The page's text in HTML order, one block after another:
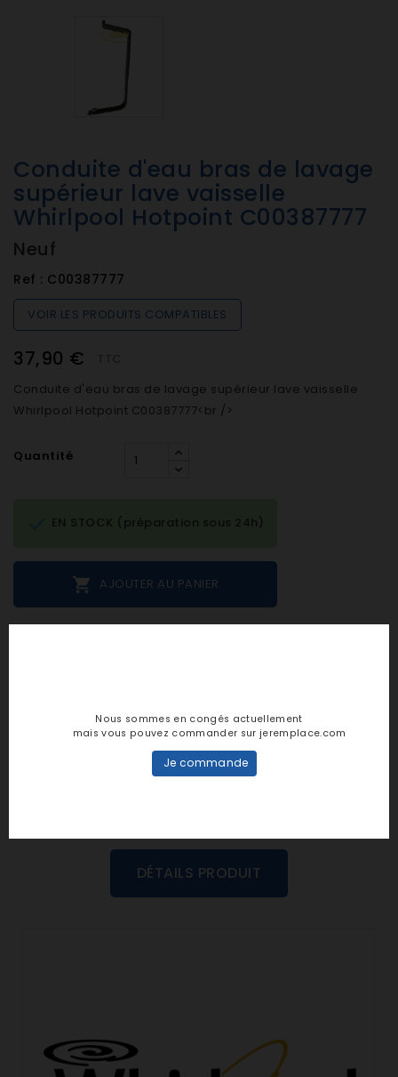
Conduite d'eau bras de lavage
supérieur lave vaisselle
Whirlpool Hotpoint C00387777
Neuf
Ref : C00387777
VOIR LES PRODUITS COMPATIBLES
37,90 €
Conduite d'eau bras de lavage supérieur lave vaisselle
Whirlpool Hotpoint C00387777<br />
Quantité
 AJOUTER AU PANIER
EN STOCK (préparation sous 24h)
personne n'a encore posté d'avis
dans cette langue
DÉTAILS PRODUIT
Nous sommes en congés actuellement
mais vous pouvez commander sur jeremplace.com
Je commande